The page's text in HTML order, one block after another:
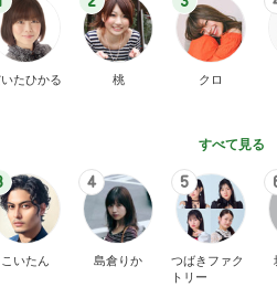
たひかる 桃 クロ
すべて見る
こいたん
4
島倉りか
5
つばきファク
トリー